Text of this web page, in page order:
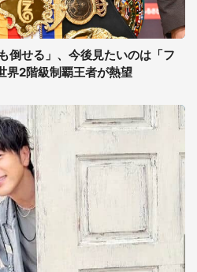
倒せる」、今後見たいのは「フ
界2階級制覇王者が熱望